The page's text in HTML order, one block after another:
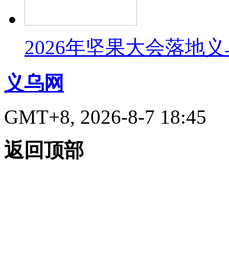
2026年坚果大会落地
义乌网
GMT+8, 2026-8-7 18:45
返回顶部